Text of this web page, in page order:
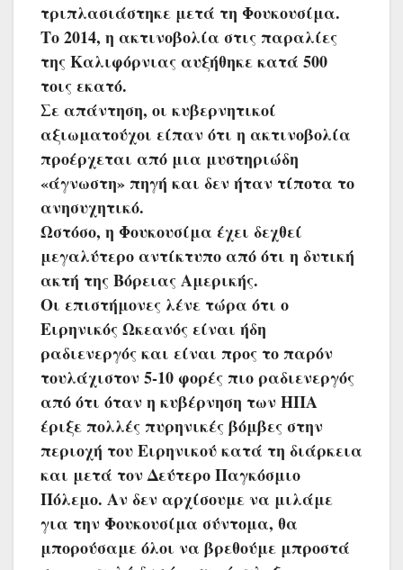
τριπλασιάστηκε μετά τη Φουκουσίμα.
Το 2014, η ακτινοβολία στις παραλίες
της Καλιφόρνιας αυξήθηκε κατά 500
τοις εκατό.
Σε απάντηση, οι κυβερνητικοί
αξιωματούχοι είπαν ότι η ακτινοβολία
προέρχεται από μια μυστηριώδη
«άγνωστη» πηγή και δεν ήταν τίποτα το
ανησυχητικό.
Ωστόσο, η Φουκουσίμα έχει δεχθεί
μεγαλύτερο αντίκτυπο από ότι η δυτική
ακτή της Βόρειας Αμερικής.
Οι επιστήμονες λένε τώρα ότι ο
Ειρηνικός Ωκεανός είναι ήδη
ραδιενεργός και είναι προς το παρόν
τουλάχιστον 5-10 φορές πιο ραδιενεργός
από ότι όταν η κυβέρνηση των ΗΠΑ
έριξε πολλές πυρηνικές βόμβες στην
περιοχή του Ειρηνικού κατά τη διάρκεια
και μετά τον Δεύτερο Παγκόσμιο
Πόλεμο. Αν δεν αρχίσουμε να μιλάμε
για την Φουκουσίμα σύντομα, θα
μπορούσαμε όλοι να βρεθούμε μπροστά